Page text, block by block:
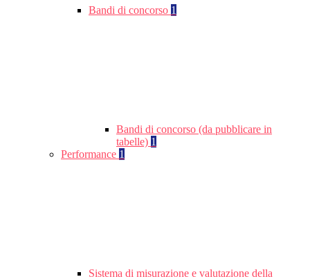
Bandi di concorso 1
Bandi di concorso (da pubblicare in
tabelle) 1
Performance 1
Sistema di misurazione e valutazione della